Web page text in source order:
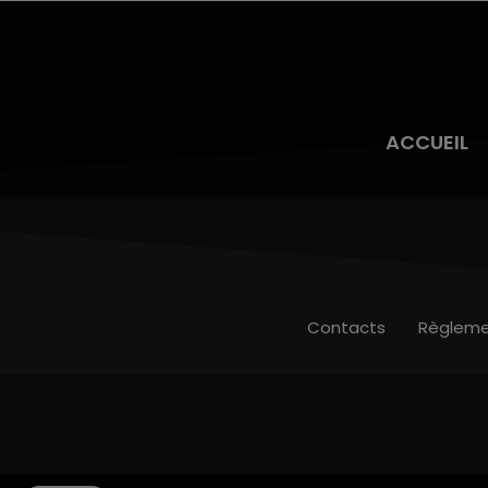
ACCUEIL
Contacts